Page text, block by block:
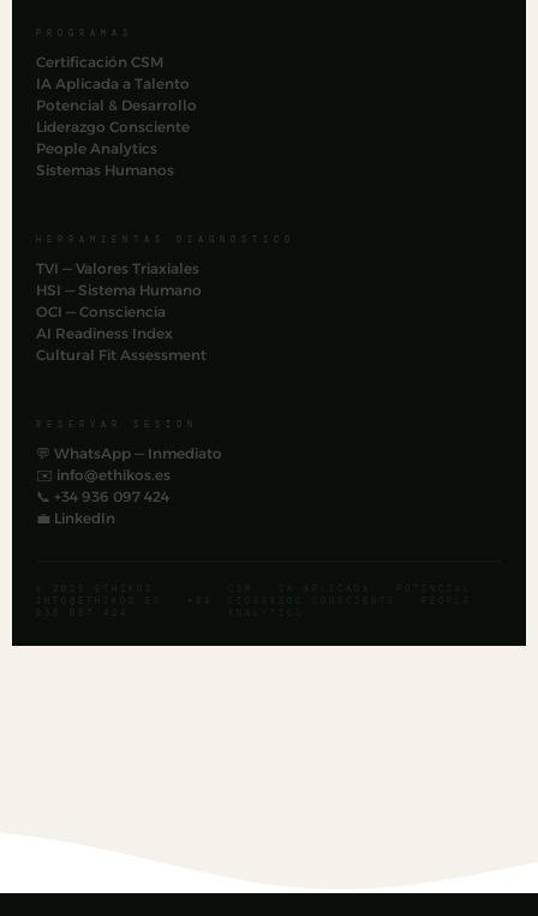
PROGRAMAS
Certificación CSM
IA Aplicada a Talento
Potencial & Desarrollo
Liderazgo Consciente
People Analytics
Sistemas Humanos
HERRAMIENTAS DIAGNÓSTICO
TVI — Valores Triaxiales
HSI — Sistema Humano
OCI — Consciencia
AI Readiness Index
Cultural Fit Assessment
RESERVAR SESIÓN
💬 WhatsApp — Inmediato
✉️ info@ethikos.es
📞 +34 936 097 424
💼 LinkedIn
LIDERAZGO CONSCIENTE · PEOPLE